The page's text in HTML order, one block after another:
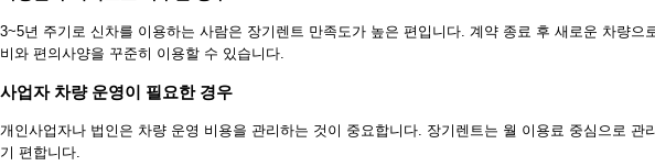
3~5년 주기로 신차를 이용하는 사람은 장기렌트 만족도가 높은 편입니다. 계약 종료 후 새로운 차량으
비와 편의사양을 꾸준히 이용할 수 있습니다.
사업자 차량 운영이 필요한 경우
개인사업자나 법인은 차량 운영 비용을 관리하는 것이 중요합니다. 장기렌트는 월 이용료 중심으로 관
기 편합니다.